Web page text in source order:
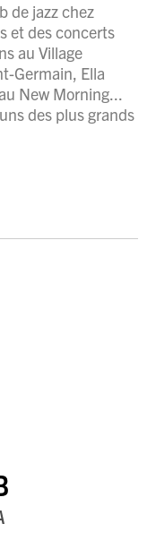
de jazz chez
et des concerts
au Village
Germain, Ella
New Morning...
des plus grands